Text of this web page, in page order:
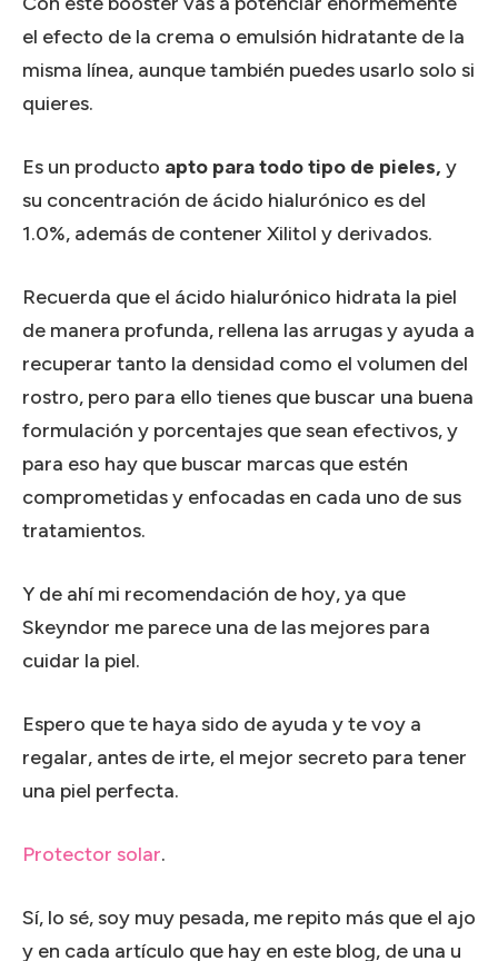
el efecto de la crema o emulsión hidratante de la
misma línea, aunque también puedes usarlo solo si
quieres.
Es un producto apto para todo tipo de pieles, y
su concentración de ácido hialurónico es del
1.0%, además de contener Xilitol y derivados.
Recuerda que el ácido hialurónico hidrata la piel
de manera profunda, rellena las arrugas y ayuda a
recuperar tanto la densidad como el volumen del
rostro, pero para ello tienes que buscar una buena
formulación y porcentajes que sean efectivos, y
para eso hay que buscar marcas que estén
comprometidas y enfocadas en cada uno de sus
tratamientos.
Y de ahí mi recomendación de hoy, ya que
Skeyndor me parece una de las mejores para
cuidar la piel.
Espero que te haya sido de ayuda y te voy a
regalar, antes de irte, el mejor secreto para tener
una piel perfecta.
Protector solar.
Sí, lo sé, soy muy pesada, me repito más que el ajo
y en cada artículo que hay en este blog, de una u